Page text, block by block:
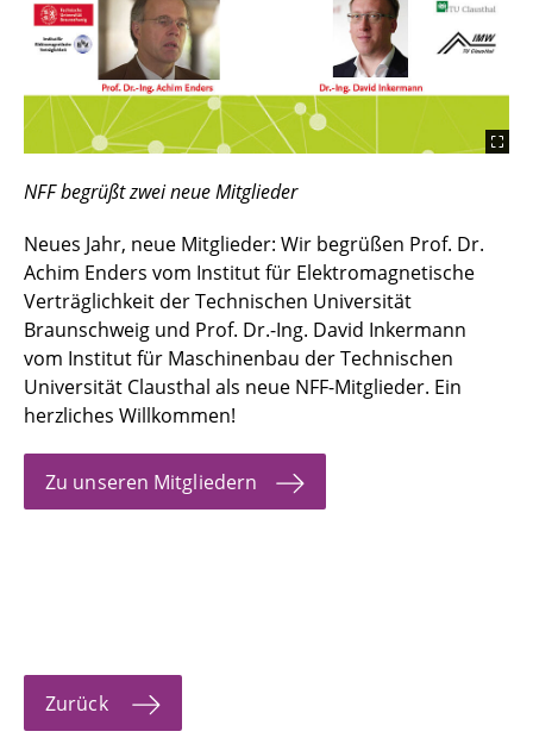
NFF begrüßt zwei neue Mitglieder
Neues Jahr, neue Mitglieder: Wir begrüßen Prof. Dr.
Achim Enders vom Institut für Elektromagnetische
Verträglichkeit der Technischen Universität
Braunschweig und Prof. Dr.-Ing. David Inkermann
vom Institut für Maschinenbau der Technischen
Universität Clausthal als neue NFF-Mitglieder. Ein
herzliches Willkommen!
Zu unseren Mitgliedern
Zurück